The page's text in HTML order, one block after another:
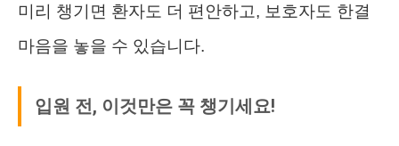
미리 챙기면 환자도 더 편안하고, 보호자도 한결
마음을 놓을 수 있습니다.
입원 전, 이것만은 꼭 챙기세요!